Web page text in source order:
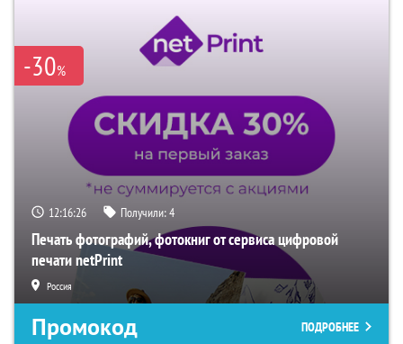
-30%
12:16:25 Получили:4
Печать фотографий, фотокниг от сервиса цифровой
печати netPrint
Россия
Промокод ПОДРОБНЕЕ